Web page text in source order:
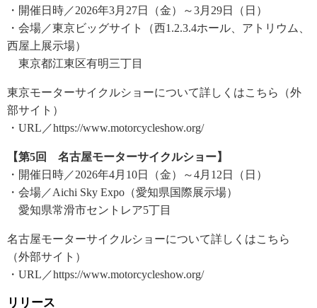
・開催日時／2026年3月27日（金）～3月29日（日）
・会場／東京ビッグサイト（西1.2.3.4ホール、アトリウム、
西屋上展示場）
東京都江東区有明三丁目
東京モーターサイクルショーについて詳しくはこちら（外
部サイト）
・URL／https://www.motorcycleshow.org/
【第5回 名古屋モーターサイクルショー】
・開催日時／2026年4月10日（金）～4月12日（日）
・会場／Aichi Sky Expo（愛知県国際展示場）
愛知県常滑市セントレア5丁目
名古屋モーターサイクルショーについて詳しくはこちら
（外部サイト）
・URL／https://www.motorcycleshow.org/
リリース